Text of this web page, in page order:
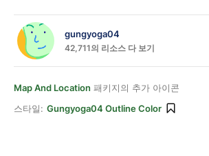
gungyoga04
42,711의 리소스 다 보기
Map And Location 패키지의 추가 아이콘
스타일: Gungyoga04 Outline Color